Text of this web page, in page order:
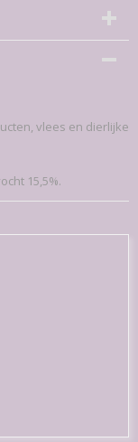
vlees en dierlijke
15,5%.